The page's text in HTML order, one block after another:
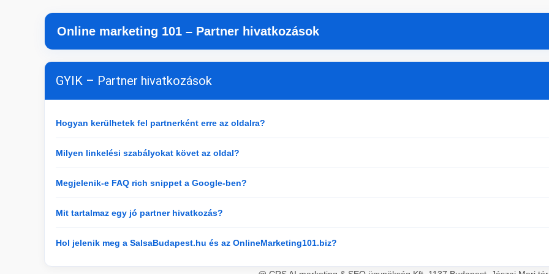
Online marketing 101 – Partner hivatkozások
GYIK – Partner hivatkozások
Hogyan kerülhetek fel partnerként erre az oldalra?
Milyen linkelési szabályokat követ az oldal?
Megjelenik-e FAQ rich snippet a Google-ben?
Mit tartalmaz egy jó partner hivatkozás?
Hol jelenik meg a SalsaBudapest.hu és az OnlineMarketing101.biz?